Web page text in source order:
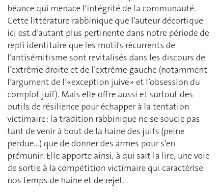
béance qui menace l’intégrité de la communauté.
Cette littérature rabbinique que l’auteur décortique
ici est d’autant plus pertinente dans notre période de
repli identitaire que les motifs récurrents de
l’antisémitisme sont revitalisés dans les discours de
l’extrême droite et de l’extrême gauche (notamment
l’argument de l’«exception juive » et l’obsession du
complot juif). Mais elle offre aussi et surtout des
outils de résilience pour échapper à la tentation
victimaire : la tradition rabbinique ne se soucie pas
tant de venir à bout de la haine des juifs (peine
perdue…) que de donner des armes pour s’en
prémunir. Elle apporte ainsi, à qui sait la lire, une voie
de sortie à la compétition victimaire qui caractérise
nos temps de haine et de rejet.